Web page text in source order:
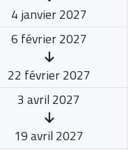
4 janvier 2027
6 février 2027
22 février 2027
3 avril 2027
19 avril 2027